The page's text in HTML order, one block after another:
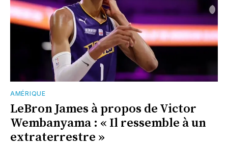
AMÉRIQUE
LeBron James à propos de Victor
Wembanyama : « Il ressemble à un
extraterrestre »